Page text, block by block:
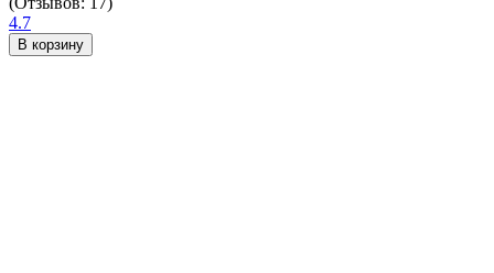
4.7
В корзину